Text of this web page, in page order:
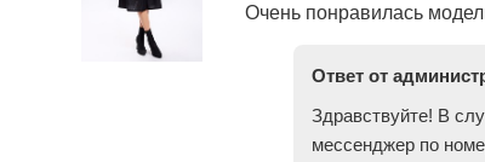
Очень понравилась
Ответ от
Здравствуйте! В
мессенджер по